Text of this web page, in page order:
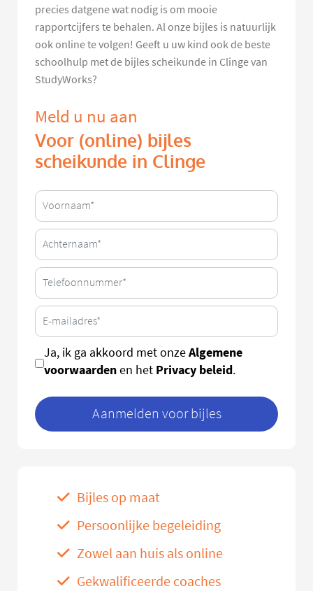
precies datgene wat nodig is om mooie
rapportcijfers te behalen. Al onze bijles is natuurlijk
ook online te volgen! Geeft u uw kind ook de beste
schoolhulp met de bijles scheikunde in Clinge van
StudyWorks?
Meld u nu aan
Voor (online) bijles
scheikunde in Clinge
Ja, ik ga akkoord met onzeAlgemene
voorwaardenen het Privacy beleid.
Aanmelden voor bijles
Bijles op maat
Persoonlijke begeleiding
Zowel aan huis als online
Gekwalificeerde coaches